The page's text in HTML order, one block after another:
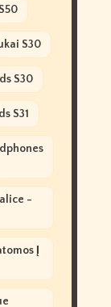
S30
S30
S31
-
Į